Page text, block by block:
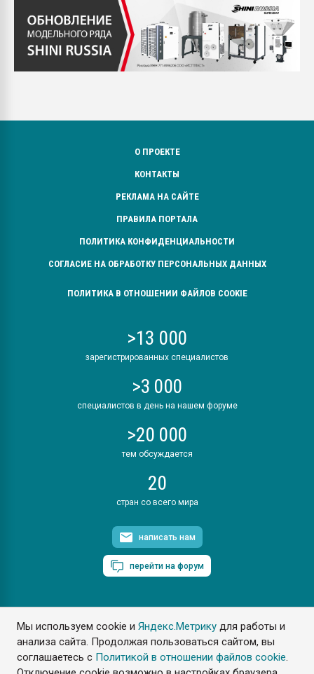
Мы используем cookie иЯндекс.Метрику для работы и
анализа сайта. Продолжая пользоваться сайтом, вы
соглашаетесь с Политикой в отношении файлов cookie.
О ПРОЕКТЕ
КОНТАКТЫ
РЕКЛАМА НА САЙТЕ
ПРАВИЛА ПОРТАЛА
ПОЛИТИКА КОНФИДЕНЦИАЛЬНОСТИ
СОГЛАСИЕ НА ОБРАБОТКУ ПЕРСОНАЛЬНЫХ ДАННЫХ
ПОЛИТИКА В ОТНОШЕНИИ ФАЙЛОВ COOKIE
>13 000
зарегистрированных специалистов
>3 000
специалистов в день на нашем форуме
>20 000
тем обсуждается
20
стран со всего мира
написать нам
перейти на форум
ПластЭксперт © 2006. Все права защищены
Разрешается копирование материалов сайта с обязательной
ссылкой на www.e-plastic.ru
Разработка сайта